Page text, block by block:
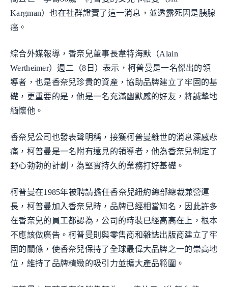
Kargman）也在社群證實了這一消息，並透露死因是胰腺
癌。
綜合外媒報導，香奈兒董事長韋特海默（Alain
Wertheimer）週二（8日）表示，柯普曼是一名傑出的領
導者，也是香奈兒珍貴的資產，協助品牌建立了牢固的基
礎，更重要的是，他是一名充滿幽默感的好友，將誠摯地
緬懷他。
香奈兒公司也發表聲明稱，接獲柯普曼離世的消息深感悲
痛，柯普曼是一名附有遠見的領導者，他為香奈兒制定了
野心勃勃的計劃，為堅實持久的業務打好基礎。
柯普曼在1985年被聘請擔任香奈兒紐約總部總裁兼營運
長，柯普曼加入香奈兒時，品牌已經相當知名，因此許多
在香奈兒的員工都認為，公司的時裝已經高高在上，根本
不應該做廣告。柯普曼則與零售商和雜誌出版商建立了牢
固的關係，使香奈兒保持了全球最偉大品牌之一的崇高地
位，維持了品牌精緻的吸引力並擴大產品範圍。